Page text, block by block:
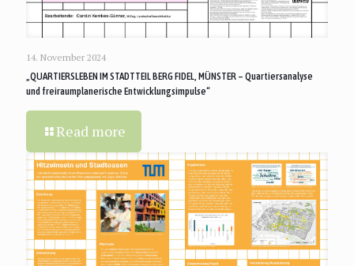
14. November 2024
„QUARTIERSLEBEN IM STADTTEIL BERG FIDEL, MÜNSTER – Quartiersanalyse
und freiraumplanerische Entwicklungsimpulse“
Read more